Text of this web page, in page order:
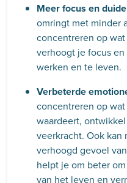
Meer focus en
omringt met minder
concentreren op
verhoogt je focus
werken en te leven.
Verbeterde
concentreren op
waardeert,
veerkracht. Ook
verhoogd gevoel
helpt je om beter
van het leven en